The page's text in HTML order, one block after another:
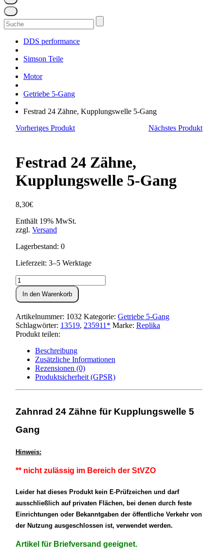
Suchen
nach:
DDS performance
Simson Teile
Motor
Getriebe 5-Gang
Festrad 24 Zähne, Kupplungswelle 5-Gang
Vorheriges Produkt
Nächstes Produkt
Festrad 24 Zähne,
Kupplungswelle 5-Gang
8,30€
Enthält 19% MwSt.
zzgl. Versand
Lagerbestand: 0
Lieferzeit: 3–5 Werktage
Festrad
24
Zähne,
Kupplungswelle
5-
Gang
Menge
In den Warenkorb
Artikelnummer: 1032 Kategorie: Getriebe 5-Gang
Schlagwörter: 13519, 235911* Marke: Replika
Produkt teilen:
Beschreibung
Zusätzliche Informationen
Rezensionen (0)
Produktsicherheit (GPSR)
Zahnrad 24 Zähne für Kupplungswelle 5
Gang
Hinweis:
** nicht zulässig im Bereich der StVZO
Leider hat dieses Produkt kein E-Prüfzeichen und darf
ausschließlich auf privaten Flächen, bei denen durch feste
Einrichtungen oder Bekanntgaben der öffentliche Verkehr von
der Nutzung ausgeschlossen ist, verwendet werden.
Artikel für Briefversand geeignet.